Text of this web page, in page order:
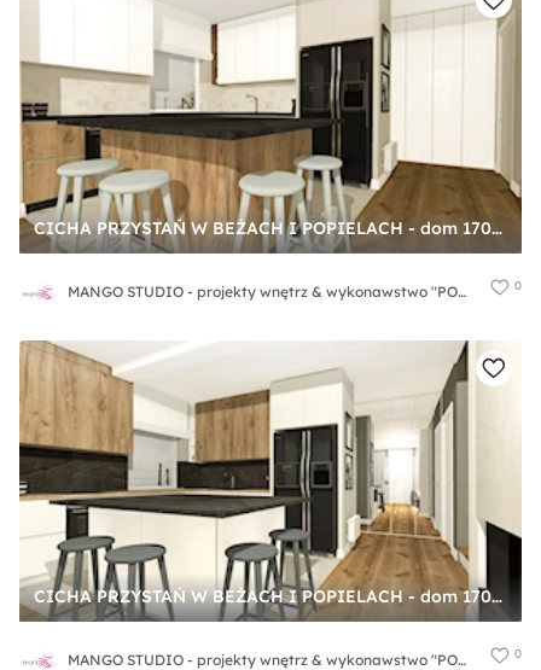
CICHA PRZYSTAŃ W BEŻACH I POPIELACH - dom 170m2 - Kuchnia, styl nowoczesny - zdjęcie od MANGO STUDIO - projekty wnętrz & wykonawstwo "POD KLUCZ" - ZASTĘPSTWO INWESTORSKIE - projekty wnętrz HoReCa - konsultacje
MANGO STUDIO - projekty wnętrz & wykonawstwo "POD KLUCZ" - ZASTĘPSTWO INWESTORSKIE - projekty wnętrz HoReCa - konsultacje 0
CICHA PRZYSTAŃ W BEŻACH I POPIELACH - dom 170m2 - Kuchnia, styl nowoczesny - zdjęcie od MANGO STUDIO - projekty wnętrz & wykonawstwo "POD KLUCZ" - ZASTĘPSTWO INWESTORSKIE - projekty wnętrz HoReCa - konsultacje
MANGO STUDIO - projekty wnętrz & wykonawstwo "POD KLUCZ" - ZASTĘPSTWO INWESTORSKIE - projekty wnętrz HoReCa - konsultacje 0